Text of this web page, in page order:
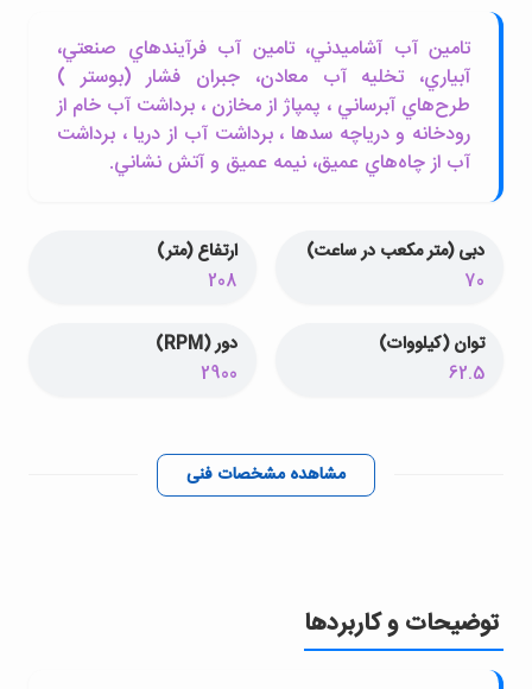
تامين آب آشاميدني، تامين آب فرآيندهاي صنعتي،
آبياري، تخليه آب معادن، جبران فشار (بوستر )
طرح‌هاي آبرساني ، پمپاژ از مخازن ، برداشت آب خام از
رودخانه و درياچه سدها ، برداشت آب از دريا ، برداشت
آب از چاه‌هاي عميق، نيمه عميق و آتش نشاني.
دبی (متر مکعب در ساعت)
70
ارتفاع (متر)
208
توان (کیلووات)
62.5
دور (RPM)
2900
مشاهده مشخصات فنی
توضیحات و کاربردها